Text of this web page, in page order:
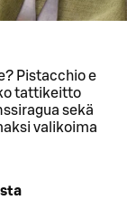
Pistacchio e
tattikeitto
sekä
valikoima